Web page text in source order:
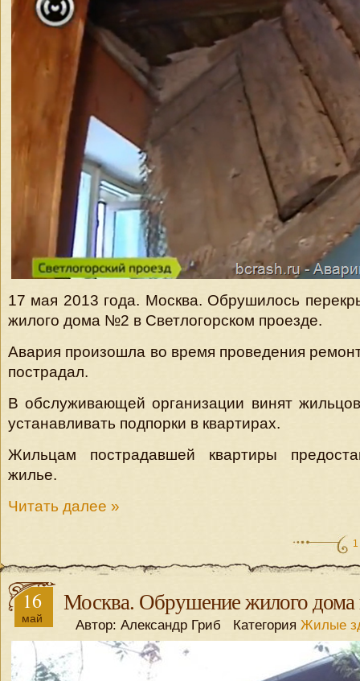
17 мая 2013 года. Москва. Обрушилось
жилого дома №2 в Светлогорском проезде.
Авария произошла во время проведения
пострадал.
В обслуживающей организации винят
устанавливать подпорки в квартирах.
Жильцам пострадавшей квартиры
жилье.
Читать далее »
16
май
Москва. Обрушение жилого
Автор: Александр Гриб Категория Жилые